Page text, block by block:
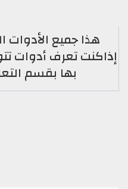
هذا جميع الأدوات
إذاكنت تعرف أدوات
بها بقسم